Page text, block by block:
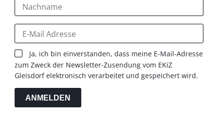
Ja, ich bin einverstanden, dass meine E-Mail-Adresse
zum Zweck der Newsletter-Zusendung vom EKiZ
Gleisdorf elektronisch verarbeitet und gespeichert wird.
ANMELDEN